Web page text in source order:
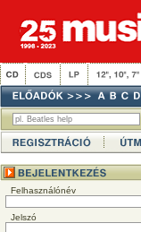
Felhasználónév
Jelszó